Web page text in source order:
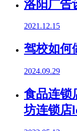
洛阳广告
2021.12.15
驾校如何
2024.09.29
食品连锁
坊连锁店